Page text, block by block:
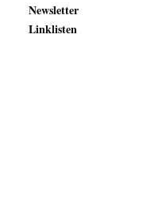
Newsletter
Linklisten